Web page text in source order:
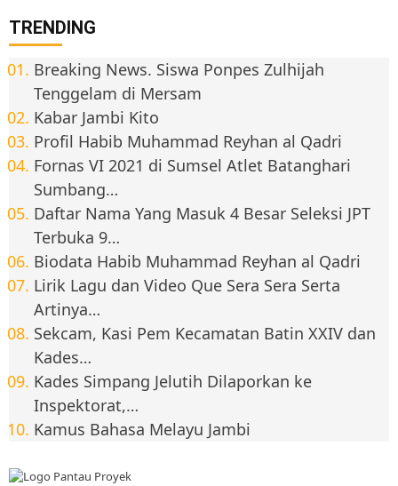
TRENDING
Breaking News. Siswa Ponpes Zulhijah
Tenggelam di Mersam
Kabar Jambi Kito
Profil Habib Muhammad Reyhan al Qadri
Fornas VI 2021 di Sumsel Atlet Batanghari
Sumbang…
Daftar Nama Yang Masuk 4 Besar Seleksi JPT
Terbuka 9…
Biodata Habib Muhammad Reyhan al Qadri
Lirik Lagu dan Video Que Sera Sera Serta
Artinya…
Sekcam, Kasi Pem Kecamatan Batin XXIV dan
Kades…
Kades Simpang Jelutih Dilaporkan ke
Inspektorat,…
Kamus Bahasa Melayu Jambi